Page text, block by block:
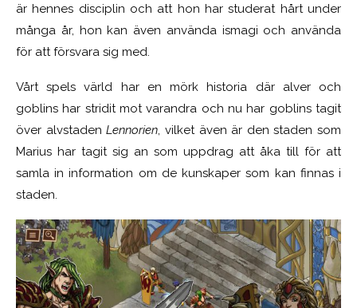
är hennes disciplin och att hon har studerat hårt under
många år, hon kan även använda ismagi och använda
för att försvara sig med.
Vårt spels värld har en mörk historia där alver och
goblins har stridit mot varandra och nu har goblins tagit
över alvstadenLennorien, vilket även är den staden som
Marius har tagit sig an som uppdrag att åka till för att
samla in information om de kunskaper som kan finnas i
staden.